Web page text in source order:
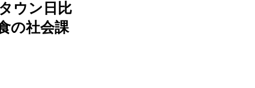
ウン日比
の社会課